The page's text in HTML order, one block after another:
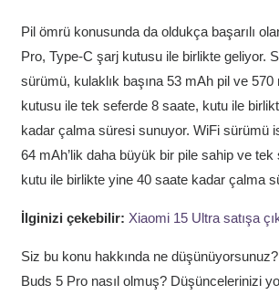
Pil ömrü konusunda da oldukça başarılı
Pro, Type-C şarj kutusu ile birlikte geliyor.
sürümü, kulaklık başına 53 mAh pil ve 570
kutusu ile tek seferde 8 saate, kutu ile
kadar çalma süresi sunuyor. WiFi sürümü
64 mAh’lik daha büyük bir pile sahip ve tek
kutu ile birlikte yine 40 saate kadar çalma
İlginizi çekebilir: Xiaomi 15 Ultra satışa
Siz bu konu hakkında ne
Buds 5 Pro nasıl olmuş? Düşüncelerinizi